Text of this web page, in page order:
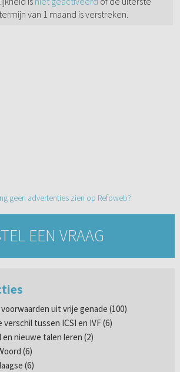
van 1 maand is verstreken.
geen advertenties zien op Refoweb?
EEN VRAAG
uit vrije genade (100)
tussen ICSI en IVF (6)
en nieuwe talen leren (2)
(6)
(6)